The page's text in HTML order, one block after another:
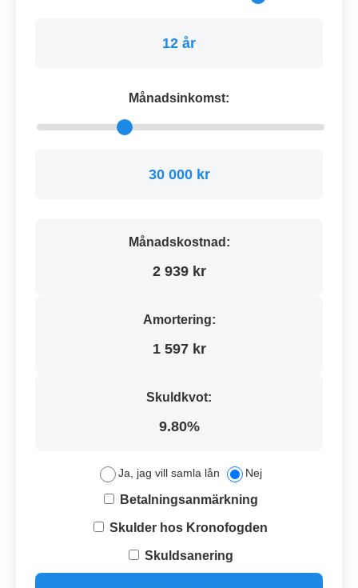
12 år
Månadsinkomst:
30 000 kr
Månadskostnad:
2 939 kr
Amortering:
1 597 kr
Skuldkvot:
9.80%
Ja, jag vill samla lån Nej
Betalningsanmärkning
Skulder hos Kronofogden
Skuldsanering